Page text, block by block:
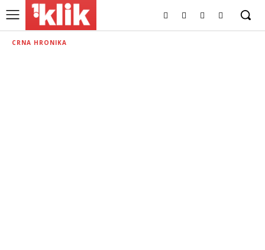
CRNA HRONIKA